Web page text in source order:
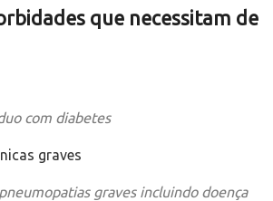
que necessitam de
com diabetes
graves
graves incluindo doença